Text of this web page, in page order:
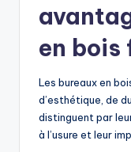
en bois
Les bureaux en
d’esthétique, de
distinguent par
à l’usure et leur